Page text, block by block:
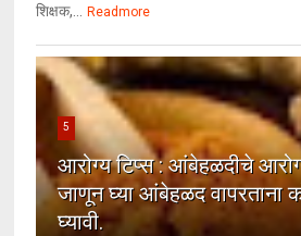
शिक्षक,...
Readmore
5
आरोग्य टिप्स : आंबेहळदीचे
जाणून घ्या आंबेहळद वापरताना
घ्यावी.